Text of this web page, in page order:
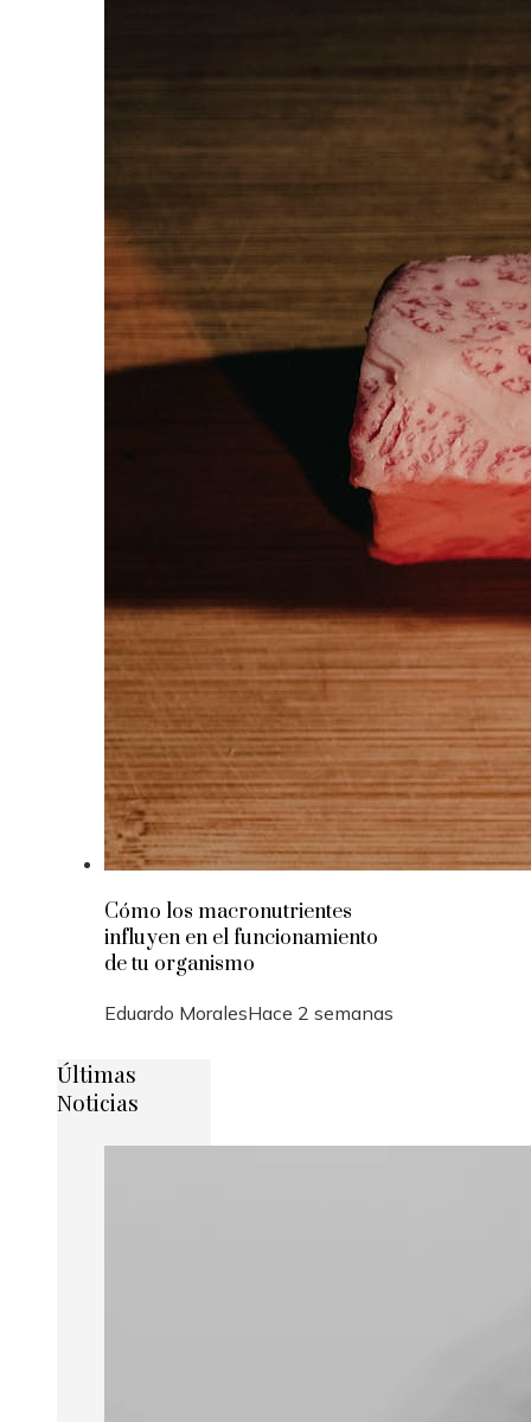
Cómo los macronutrientes
influyen en el funcionamiento
de tu organismo
Eduardo MoralesHace 2 semanas
Últimas
Noticias